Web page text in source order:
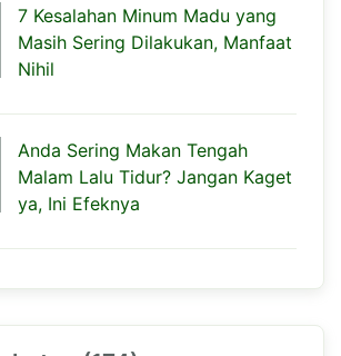
7 Kesalahan Minum Madu yang
Masih Sering Dilakukan, Manfaat
Nihil
Anda Sering Makan Tengah
Malam Lalu Tidur? Jangan Kaget
ya, Ini Efeknya